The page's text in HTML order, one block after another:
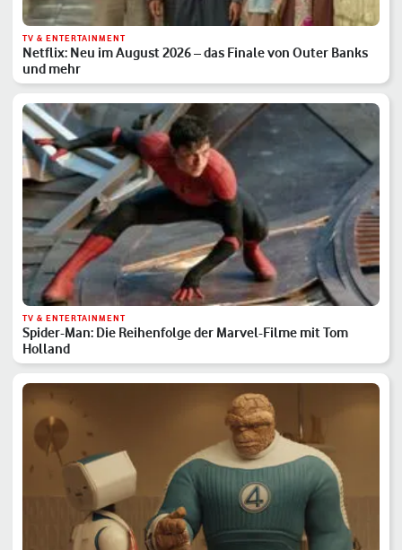
TV & ENTERTAINMENT
Netflix: Neu im August 2026 – das Finale von Outer Banks
und mehr
TV & ENTERTAINMENT
Spider-Man: Die Reihenfolge der Marvel-Filme mit Tom
Holland